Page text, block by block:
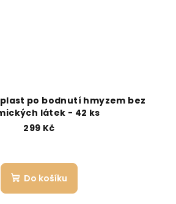
po bodnutí hmyzem bez
látek - 42 ks
299 Kč
Do košíku